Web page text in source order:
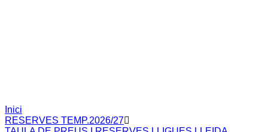
Inici
RESERVES TEMP.2026/27